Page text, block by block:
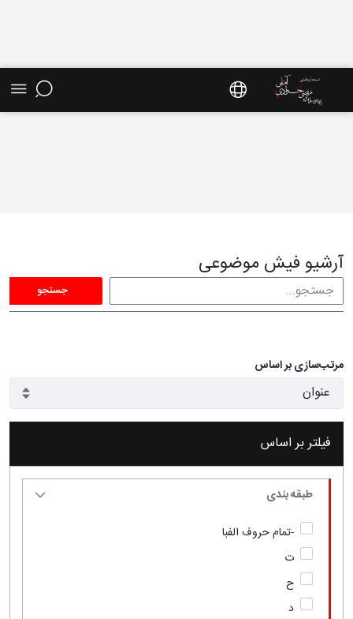
آرشیو فیش موضوعی
جستجو
مرتب‌سازی بر اساس
فیلتر بر اساس
طبقه بندی
-تمام حروف الفبا
ت
ح
د